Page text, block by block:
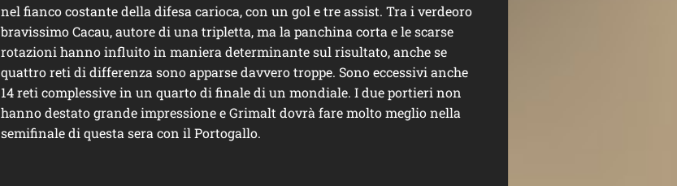
nel fianco costante della difesa carioca, con un gol e tre assist. Tra i verdeoro
bravissimo Cacau, autore di una tripletta, ma la panchina corta e le scarse
rotazioni hanno influito in maniera determinante sul risultato, anche se
quattro reti di differenza sono apparse davvero troppe. Sono eccessivi anche
14 reti complessive in un quarto di finale di un mondiale. I due portieri non
hanno destato grande impressione e Grimalt dovrà fare molto meglio nella
semifinale di questa sera con il Portogallo.